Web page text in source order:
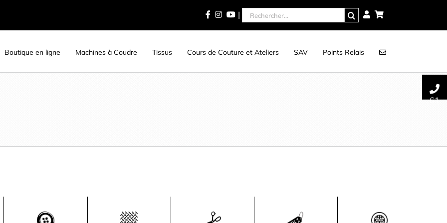
| Rechercher
Boutique en ligne Machines à Coudre Tissus Cours de Couture et Ateliers SAV Points Relais
61